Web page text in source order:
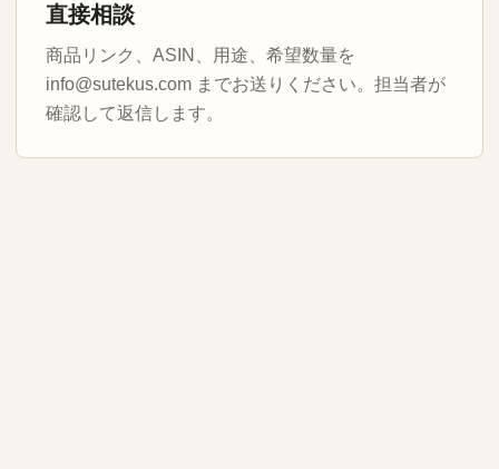
直接相談
商品リンク、ASIN、用途、希望数量を
info@sutekus.com までお送りください。担当者が
確認して返信します。